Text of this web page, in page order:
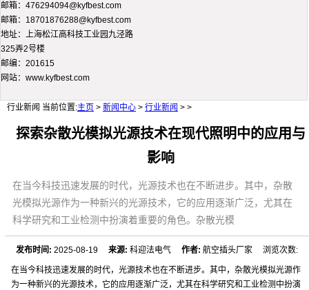
邮箱：476294094@kyfbest.com
邮箱：18701876288@kyfbest.com
地址：上海松江高科技工业园九泾路
325弄2号楼
邮编：201615
网站：www.kyfbest.com
行业新闻 当前位置:主页 > 新闻中心 > 行业新闻 > >
探索杂散光模拟光源技术在现代照明中的应用与
影响
在当今科技迅速发展的时代，光源技术也在不断进步。其中，杂散
光模拟光源作为一种新兴的光源技术，它的应用逐渐广泛，尤其在
科学研究和工业检测中扮演着重要的角色。杂散光模
发布时间: 2025-08-19来源: 科迎法电气作者: 航空插头厂家 浏览次数:
在当今科技迅速发展的时代，光源技术也在不断进步。其中，杂散光模拟光源作
为一种新兴的光源技术，它的应用逐渐广泛，尤其在科学研究和工业检测中扮演